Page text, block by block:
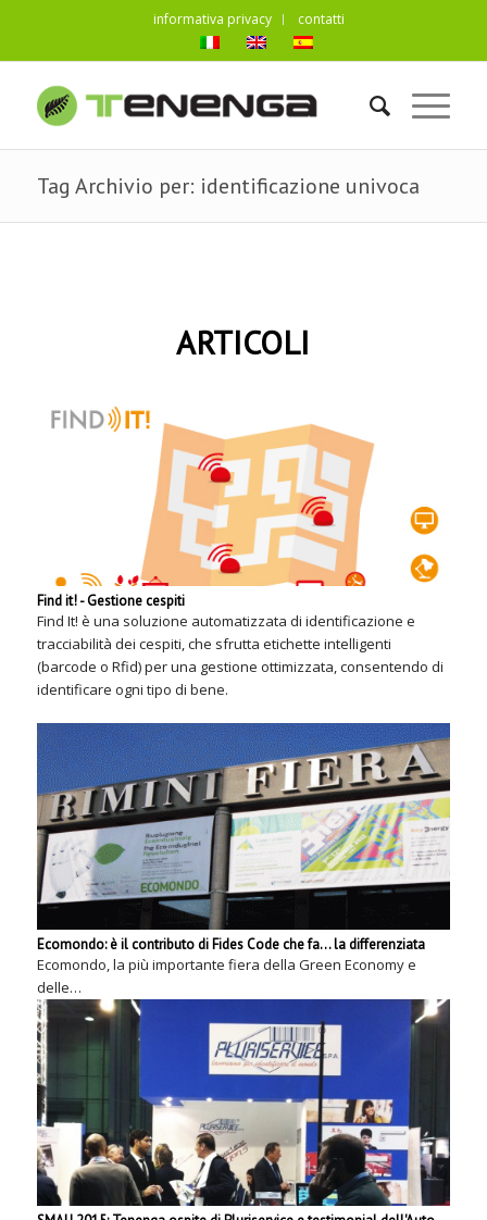
informativa privacy contatti
Tag Archivio per: identificazione univoca
ARTICOLI
Find it! - Gestione cespiti
Find It! è una soluzione automatizzata di identificazione e
tracciabilità dei cespiti, che sfrutta etichette intelligenti
(barcode o Rfid) per una gestione ottimizzata, consentendo di
identificare ogni tipo di bene.
Ecomondo: è il contributo di Fides Code che fa... la differenziata
Ecomondo, la più importante fiera della Green Economy e
delle…